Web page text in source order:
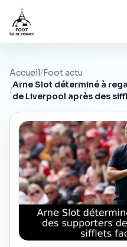
Accueil/Foot actu
/
Arne Slot déterminé à
de Liverpool après des